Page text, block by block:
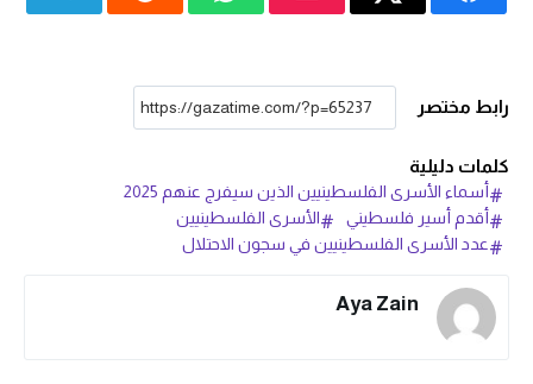
رابط مختصر
كلمات دليلية
أسماء الأسرى الفلسطينيين الذين سيفرج عنهم 2025
أقدم أسير فلسطيني
الأسرى الفلسطينيين
عدد الأسرى الفلسطينيين في سجون الاحتلال
Aya Zain